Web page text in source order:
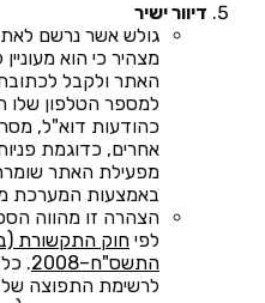
דיוור ישיר
גולש אשר נרשם
מצהיר כי הוא
האתר ולקבל
למספר הטלפון שלו
מפעילת האתר
באמצעות המערכת
הצהרה זו מהווה
לפי
התשס"ח–2008
.
לרשימת התפוצה של